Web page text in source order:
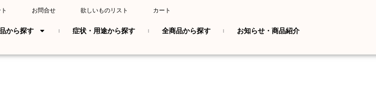
お問合せ 欲しいものリスト カート
から探す 症状・用途から探す 全商品から探す お知らせ・商品紹介